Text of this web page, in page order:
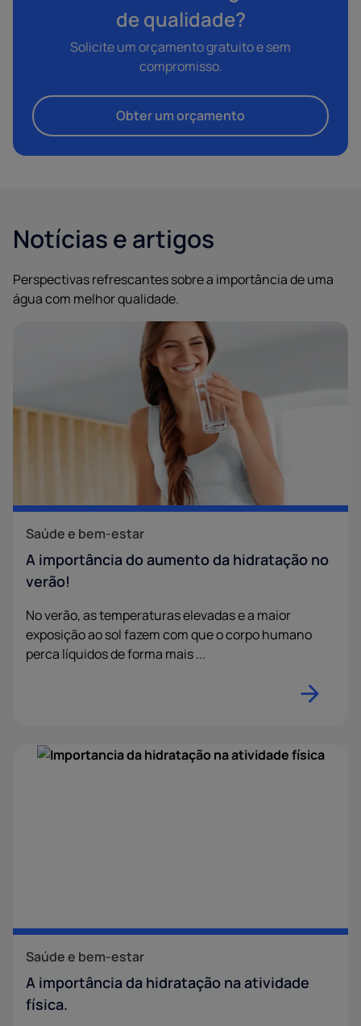
de qualidade?
Solicite um orçamento gratuito e sem
compromisso.
Obter um orçamento
Notícias e artigos
Perspectivas refrescantes sobre a importância de uma
água com melhor qualidade.
Saúde e bem-estar
A importância do aumento da hidratação no
verão!
No verão, as temperaturas elevadas e a maior
exposição ao sol fazem com que o corpo humano
perca líquidos de forma mais ...
Saúde e bem-estar
A importância da hidratação na atividade
física.